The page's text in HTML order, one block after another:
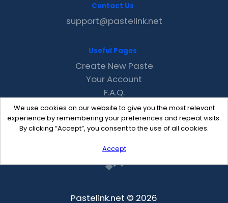
We use cookies on our website to give you the most relevant
experience by remembering your preferences and repeat visits.
By clicking “Accept”, you consent to the use of all cookies.
Accept
Contact Us
support@pastelink.net
Useful Pages
Create New Paste
Your Account
F.A.Q.
Recent
Contact
Pastelink.net © 2026